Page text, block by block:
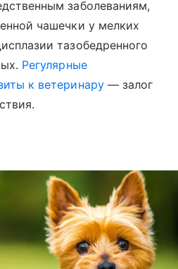
заболеваниям,
чашечки у мелких
тазобедренного
Регулярные
к ветеринару— залог